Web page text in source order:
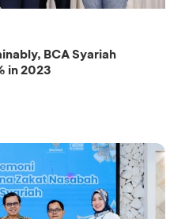
BCA Syariah
in 2023